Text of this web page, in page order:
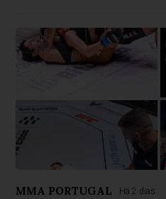
MMA PORTUGAL Há 2 dias